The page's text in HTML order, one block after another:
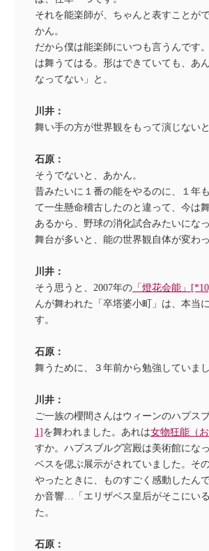
それを能楽師が、ちゃんと表すことが
かん。
だから僕は能楽師にいつも言うんです
は舞うてはる。形はできていても、あ
なってない」と。
川井：
舞い手の方が世界観をもって演じない
石原：
そうでないと、あかん。
昔みたいに１番の能をやるのに、１年
て一生懸命稽古したのと違って、今は
あるから、野球の消化試合みたいにな
舞台が多いと、能の世界観自体が変わっ
川井：
そう思うと、2007年の 「燈花会能」
んが舞われた「卒塔婆小町」は、本当
す。
石原：
舞うために、３年前から勉強していまし
川井：
ご一族の櫻間さんはウィーンのハプス
1]を舞われました。あれは女物狂能（
すか。ハプスブルグ宮殿は美術館にな
ベスを偲ぶ展示がされていました。そ
やったときに、ものすごく感動したん
か音響…「エリザベス皇后がそこにい
た。
石原：